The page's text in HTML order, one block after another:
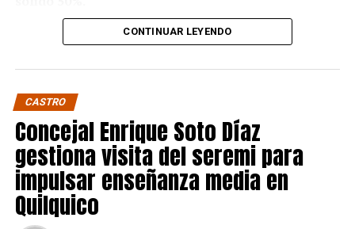
Baltazar Elgueta, candidato del Partido Socialista
segundo lugar con un 41% de apoyo, mientras que
Jaime Guerrero, candidato independiente por el
Partido socialcristiano, se sitúa en un distante 9%.
Estos resultados confirman, de algún modo, pese a que
no sean concluyentes, la fuerte presencia de Vera en la
política local, donde ha ejercido un liderazgo
significativo, respaldando su figura en otras de
potencial mayor envergadura como lo sería la eventual
CONTINUAR LEYENDO
CASTRO
Concejal Enrique Soto Díaz
gestiona visita del seremi para
impulsar enseñanza media en
Quilquico